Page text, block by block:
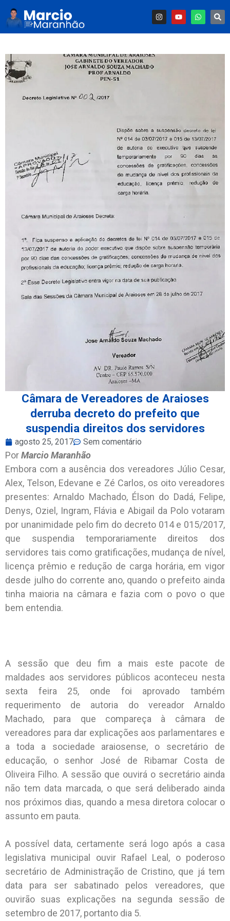
Câmara de Vereadores de Araioses
derruba decreto do prefeito que
suspendia direitos dos servidores
agosto 25, 2017 Sem comentário
PorMarcio Maranhão
Embora com a ausência dos vereadores Júlio Cesar,
Alex, Telson, Edevane e Zé Carlos, os oito vereadores
presentes: Arnaldo Machado, Élson do Dadá, Felipe,
Denys, Oziel, Ingram, Flávia e Abigail da Polo votaram
por unanimidade pelo fim do decreto 014 e 015/2017,
que suspendia temporariamente direitos dos
servidores tais como gratificações, mudança de nível,
licença prêmio e redução de carga horária, em vigor
desde julho do corrente ano, quando o prefeito ainda
tinha maioria na câmara e fazia com o povo o que
bem entendia.
A sessão que deu fim a mais este pacote de
maldades aos servidores públicos aconteceu nesta
sexta feira 25, onde foi aprovado também
requerimento de autoria do vereador Arnaldo
Machado, para que compareça à câmara de
vereadores para dar explicações aos parlamentares e
a toda a sociedade araiosense, o secretário de
educação, o senhor José de Ribamar Costa de
Oliveira Filho. A sessão que ouvirá o secretário ainda
não tem data marcada, o que será deliberado ainda
nos próximos dias, quando a mesa diretora colocar o
assunto em pauta.
A possível data, certamente será logo após a casa
legislativa municipal ouvir Rafael Leal, o poderoso
secretário de Administração de Cristino, que já tem
data para ser sabatinado pelos vereadores, que
ouvirão suas explicações na segunda sessão de
setembro de 2017, portanto dia 5.